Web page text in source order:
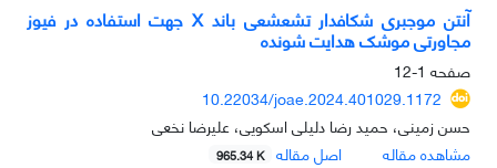
آنتن موجبری شکافدار تشعشعی باند X جهت استفاده در فیوز
مجاورتی موشک هدایت شونده
صفحه 1-12
10.22034/joae.2024.401029.1172
حسن زمینی، حمید رضا دلیلی اسکویی، علیرضا نخعی
مشاهده مقاله
اصل مقاله 965.34 K